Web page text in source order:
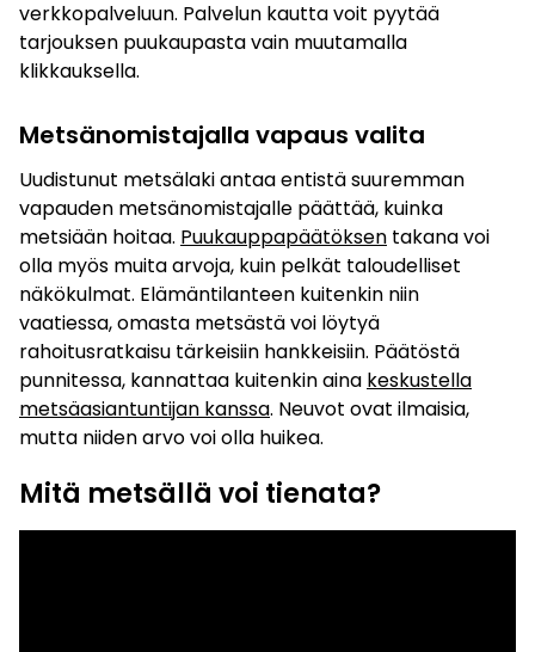
verkkopalveluun. Palvelun kautta voit pyytää
tarjouksen puukaupasta vain muutamalla
klikkauksella.
Metsänomistajalla vapaus valita
Uudistunut metsälaki antaa entistä suuremman
vapauden metsänomistajalle päättää, kuinka
metsiään hoitaa. Puukauppapäätöksen takana voi
olla myös muita arvoja, kuin pelkät taloudelliset
näkökulmat. Elämäntilanteen kuitenkin niin
vaatiessa, omasta metsästä voi löytyä
rahoitusratkaisu tärkeisiin hankkeisiin. Päätöstä
punnitessa, kannattaa kuitenkin aina keskustella
metsäasiantuntijan kanssa. Neuvot ovat ilmaisia,
mutta niiden arvo voi olla huikea.
Mitä metsällä voi tienata?